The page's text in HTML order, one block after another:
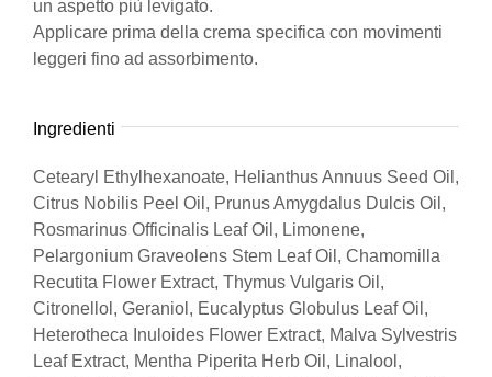
un aspetto più levigato.
Applicare prima della crema specifica con movimenti
leggeri fino ad assorbimento.
Ingredienti
Cetearyl Ethylhexanoate, Helianthus Annuus Seed Oil,
Citrus Nobilis Peel Oil, Prunus Amygdalus Dulcis Oil,
Rosmarinus Officinalis Leaf Oil, Limonene,
Pelargonium Graveolens Stem Leaf Oil, Chamomilla
Recutita Flower Extract, Thymus Vulgaris Oil,
Citronellol, Geraniol, Eucalyptus Globulus Leaf Oil,
Heterotheca Inuloides Flower Extract, Malva Sylvestris
Leaf Extract, Mentha Piperita Herb Oil, Linalool,